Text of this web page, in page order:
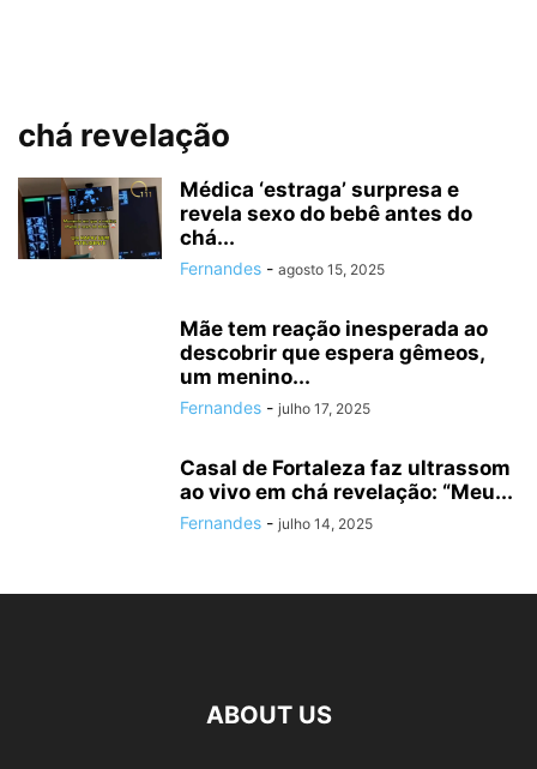
chá revelação
Médica ‘estraga’ surpresa e
revela sexo do bebê antes do
chá...
Fernandes - agosto 15, 2025
Mãe tem reação inesperada ao
descobrir que espera gêmeos,
um menino...
Fernandes - julho 17, 2025
Casal de Fortaleza faz ultrassom
ao vivo em chá revelação: “Meu...
Fernandes - julho 14, 2025
ABOUT US